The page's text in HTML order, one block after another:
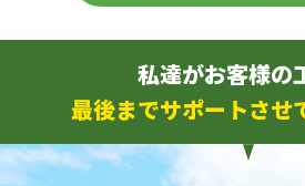
私達がお客様の
最後までサポートさせ